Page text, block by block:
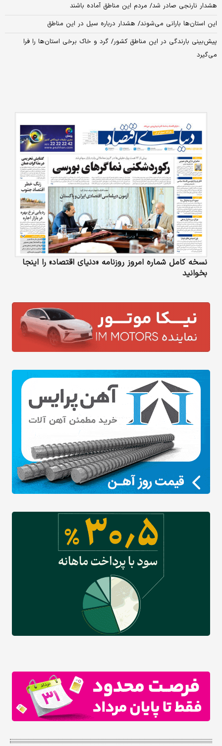
هشدار نارنجی صادر شد/ مردم این مناطق آماده باشند
این استان‌ها بارانی می‌شوند/ هشدار درباره سیل در این مناطق
پیش‌بینی بارندگی در این مناطق کشور/ گرد و خاک برخی استان‌ها را فرا
می‌گیرد
نسخه کامل شماره امروز روزنامه «دنیای‌ اقتصاد» را اینجا
بخوانید